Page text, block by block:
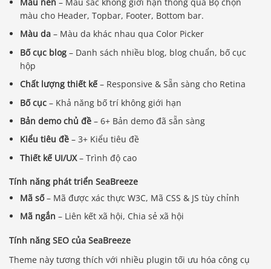
màu cho Header, Topbar, Footer, Bottom bar.
Màu da – Màu da khác nhau qua Color Picker
Bố cục blog – Danh sách nhiều blog, blog chuẩn, bố cục
hộp
Chất lượng thiết kế – Responsive & Sẵn sàng cho Retina
Bố cục – Khả năng bố trí không giới hạn
Bản demo chủ đề – 6+ Bản demo đã sẵn sàng
Kiểu tiêu đề – 3+ Kiểu tiêu đề
Thiết kế UI/UX– Trình độ cao
Tính năng phát triển SeaBreeze
Mã số– Mã được xác thực W3C, Mã CSS & JS tùy chỉnh
Mã ngắn – Liên kết xã hội, Chia sẻ xã hội
Tính năng SEO của SeaBreeze
Theme này tương thích với nhiều plugin tối ưu hóa công cụ